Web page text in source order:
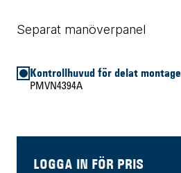
Separat manöverpanel
Kontrollhuvud för delat montage
PMVN4394A
LOGGA IN FÖR PRIS